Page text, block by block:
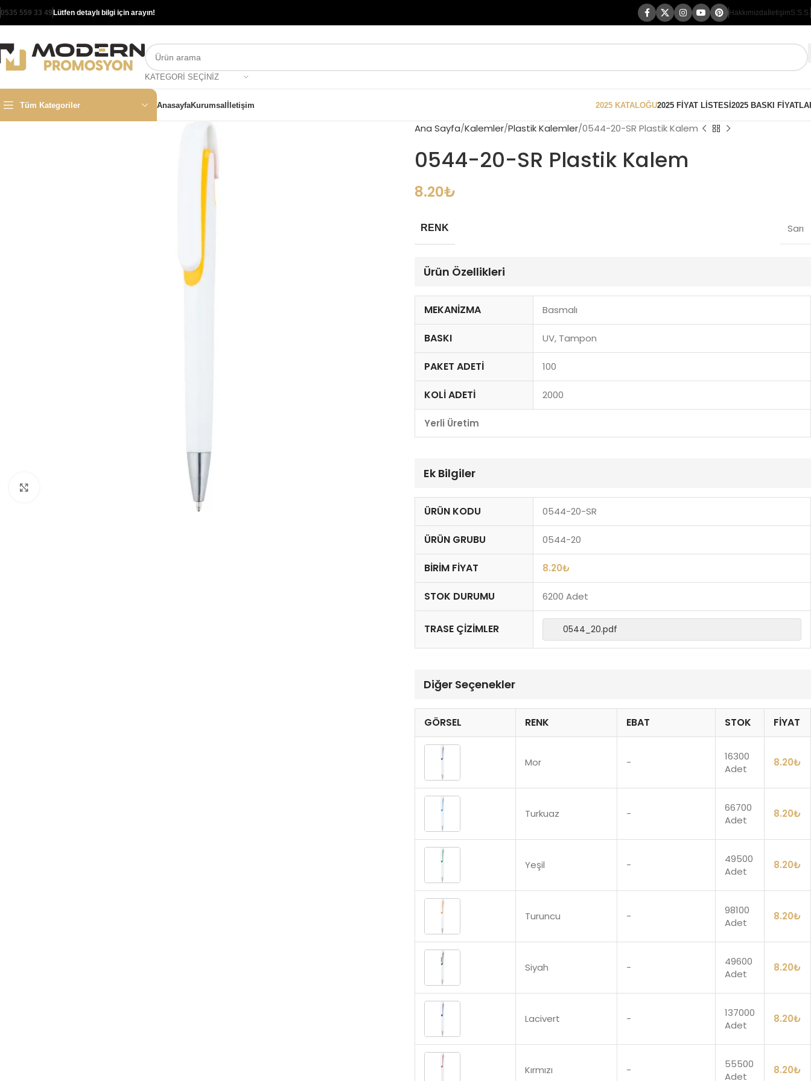
0535 559 33 49 Lütfen detaylı bilgi için arayın! Hakkımızda İletişimS.S.S.
KATEGORI SEÇINIZ
Tüm Kategoriler AnasayfaKurumsalİletişim 2025 KATALOĞU2025 FİYAT LİSTESİ2025 BASKI
Ana Sayfa Kalemler Plastik Kalemler 0544-20-SR Plastik Kalem
0544-20-SR Plastik Kalem
8.20₺
RENK Sarı
Ürün Özellikleri
MEKANIZMA Basmalı
BASKI UV, Tampon
PAKET ADETI 100
KOLI ADETI 2000
Yerli Üretim
Ek Bilgiler
ÜRÜN KODU 0544-20-SR
ÜRÜN GRUBU 0544-20
BIRIM FIYAT 8.20₺
STOK DURUMU 6200 Adet
TRASE ÇIZIMLER 0544_20.pdf
Diğer Seçenekler
GÖRSEL RENK EBAT STOK FIYAT
Mor -
16300
Adet
8.20₺
Turkuaz -
66700
Adet
8.20₺
Yeşil -
49500
Adet
8.20₺
Turuncu -
98100
Adet
8.20₺
Siyah -
49600
Adet
8.20₺
Lacivert -
137000
Adet
8.20₺
Kırmızı -
55500
Adet
8.20₺